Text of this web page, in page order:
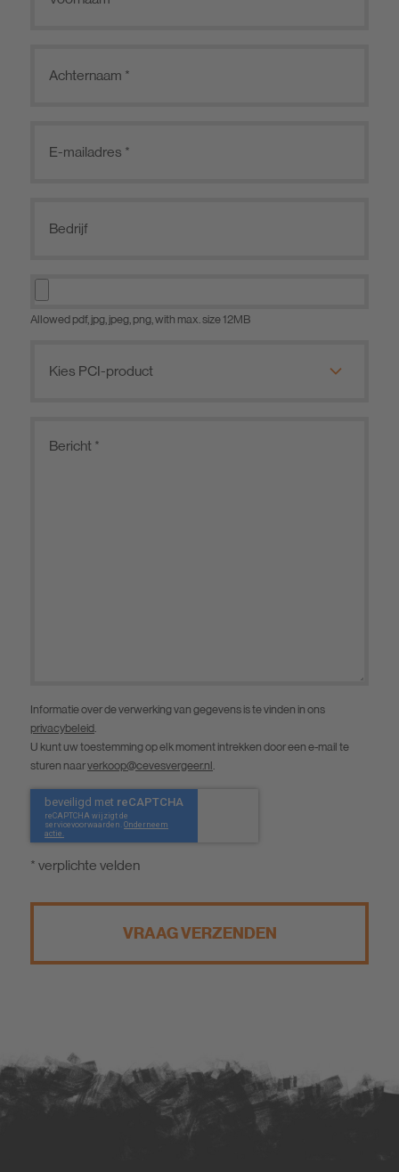
Allowed pdf, jpg, jpeg, png, with max. size 12MB
Informatie over de verwerking van gegevens is te vinden in ons
privacybeleid
U kunt uw toestemming op elk moment intrekken door een e-mail te
sturen naarverkoop@cevesvergeer.nl
* verplichte velden
VRAAG VERZENDEN